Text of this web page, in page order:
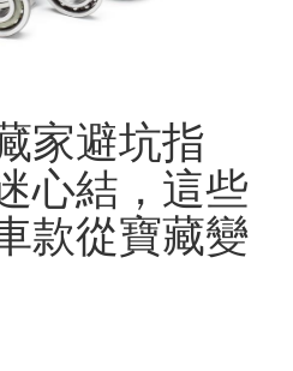
家避坑指
心結，這些
款從寶藏變